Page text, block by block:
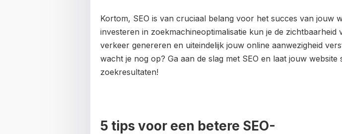
Kortom, SEO is van cruciaal belang voor het succes van jouw
investeren in zoekmachineoptimalisatie kun je de zichtbaarheid
verkeer genereren en uiteindelijk jouw online aanwezigheid
wacht je nog op? Ga aan de slag met SEO en laat jouw website
zoekresultaten!
5 tips voor een betere SEO-